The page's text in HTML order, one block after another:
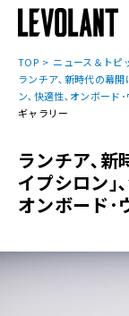
TOP
ニュース＆トピ
ランチア､新時代の幕
ン､快適性､オンボード
ギャラリー
ランチア､新
イプシロン｣
オンボード･